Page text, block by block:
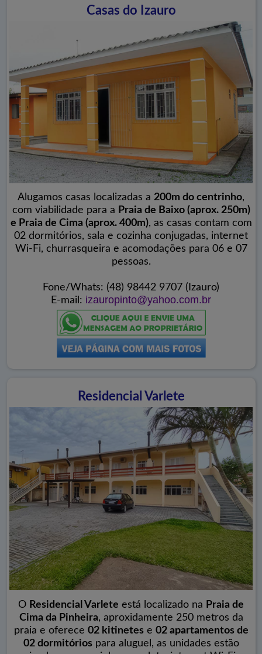
Casas do Izauro
Alugamos casas localizadas a 200m do centrinho,
com viabilidade para a Praia de Baixo (aprox. 250m)
e Praia de Cima (aprox. 400m), as casas contam com
02 dormitórios, sala e cozinha conjugadas, internet
Wi-Fi, churrasqueira e acomodações para 06 e 07
pessoas.
Fone/Whats: (48) 98442 9707 (Izauro)
E-mail: izauropinto@yahoo.com.br
Residencial Varlete
O Residencial Varlete está localizado na Praia de
Cima da Pinheira, aproxidamente 250 metros da
praia e oferece 02 kitinetese 02 apartamentos de
02 dormitóriospara aluguel, as unidades estão